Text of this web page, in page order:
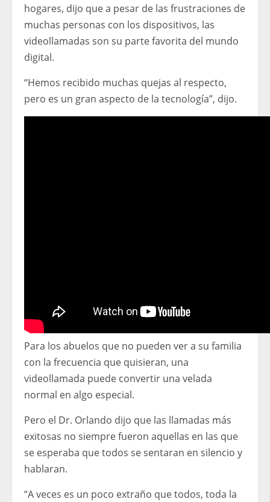
hogares, dijo que a pesar de las frustraciones de
muchas personas con los dispositivos, las
videollamadas son su parte favorita del mundo
digital.
“Hemos recibido muchas quejas al respecto,
pero es un gran aspecto de la tecnología”, dijo.
Para los abuelos que no pueden ver a su familia
con la frecuencia que quisieran, una
videollamada puede convertir una velada
normal en algo especial.
Pero el Dr. Orlando dijo que las llamadas más
exitosas no siempre fueron aquellas en las que
se esperaba que todos se sentaran en silencio y
hablaran.
“A veces es un poco extraño que todos, toda la